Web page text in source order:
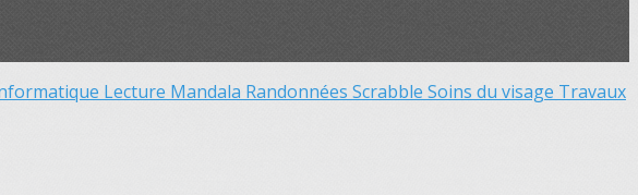
Lecture Mandala Randonnées Scrabble Soins du visage Travaux